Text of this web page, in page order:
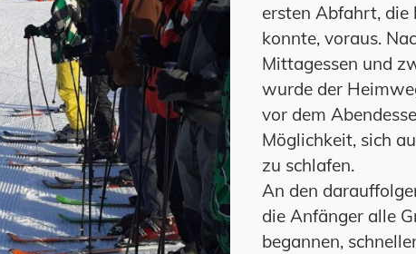
ersten Abfahrt,
konnte, voraus.
Mittagessen und
wurde der
vor dem
Möglichkeit, sich
zu schlafen.
An den
die Anfänger alle
begannen,